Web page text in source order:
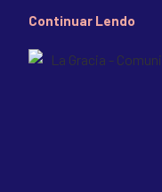
Continuar Lendo